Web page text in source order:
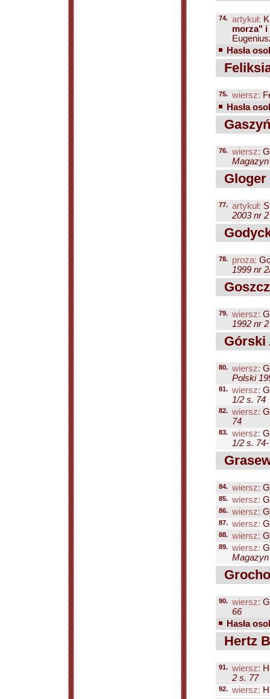
74. artykuł:
morza" i
Hasła
75. wiersz:
Hasła
76. wiersz:
Gloger
77. artykuł:
2003 nr
78. proza:
1999 nr
79. wiersz:
1992 nr
Górski
80. wiersz:
Polski
81. wiersz:
1/2 s. 74
82. wiersz:
74
83. wiersz:
1/2 s.
84. wiersz:
85. wiersz:
86. wiersz:
87. wiersz:
88. wiersz:
89. wiersz:
90. wiersz:
66
Hasła
Hertz
91. wiersz:
2 s. 77
92. wiersz: